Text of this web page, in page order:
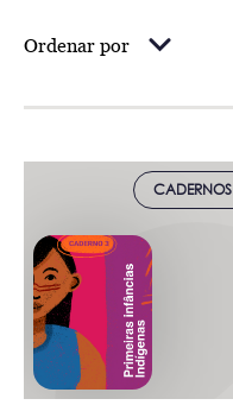
Ordenar por
CADERNOS